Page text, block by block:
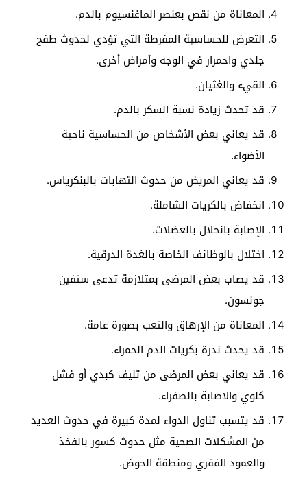
المعاناة من نقص بعنصر الماغنسيوم بالدم.
التعرض للحساسية المفرطة التي تؤدي لحدوث طفح
جلدي واحمرار في الوجه وأمراض أخرى.
القيء والغثيان.
قد تحدث زيادة نسبة السكر بالدم.
قد يعاني بعض الأشخاص من الحساسية ناحية
الأضواء.
قد يعاني المريض من حدوث التهابات بالبنكرياس.
انخفاض بالكريات الشاملة.
الإصابة بانحلال بالعضلات.
اختلال بالوظائف الخاصة بالغدة الدرقية.
قد يصاب بعض المرضى بمتلازمة تدعى ستفين
جونسون.
المعاناة من الإرهاق والتعب بصورة عامة.
قد يحدث ندرة بكريات الدم الحمراء.
قد يعاني بعض المرضى من تليف كبدي أو فشل
كلوي والاصابة بالصفراء.
قد يتسبب تناول الدواء لمدة كبيرة في حدوث العديد
من المشكلات الصحية مثل حدوث كسور بالفخذ
والعمود الفقري ومنطقة الحوض.